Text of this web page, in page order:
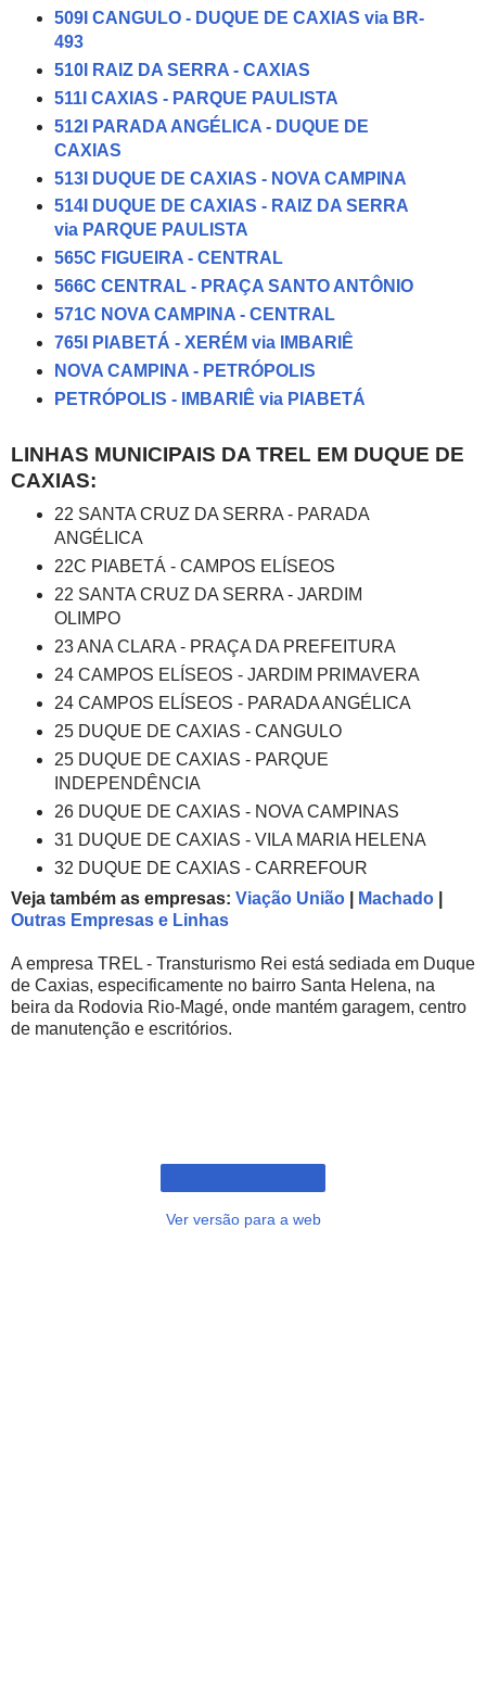
509I CANGULO - DUQUE DE CAXIAS via BR-
493
510I RAIZ DA SERRA - CAXIAS
511I CAXIAS - PARQUE PAULISTA
512I PARADA ANGÉLICA - DUQUE DE
CAXIAS
513I DUQUE DE CAXIAS - NOVA CAMPINA
514I DUQUE DE CAXIAS - RAIZ DA SERRA
via PARQUE PAULISTA
565C FIGUEIRA - CENTRAL
566C CENTRAL - PRAÇA SANTO ANTÔNIO
571C NOVA CAMPINA - CENTRAL
765I PIABETÁ - XERÉM via IMBARIÊ
NOVA CAMPINA - PETRÓPOLIS
PETRÓPOLIS - IMBARIÊ via PIABETÁ
LINHAS MUNICIPAIS DA TREL EM DUQUE DE
CAXIAS:
22 SANTA CRUZ DA SERRA - PARADA
ANGÉLICA
22C PIABETÁ - CAMPOS ELÍSEOS
22 SANTA CRUZ DA SERRA - JARDIM
OLIMPO
23 ANA CLARA - PRAÇA DA PREFEITURA
24 CAMPOS ELÍSEOS - JARDIM PRIMAVERA
24 CAMPOS ELÍSEOS - PARADA ANGÉLICA
25 DUQUE DE CAXIAS - CANGULO
25 DUQUE DE CAXIAS - PARQUE
INDEPENDÊNCIA
26 DUQUE DE CAXIAS - NOVA CAMPINAS
31 DUQUE DE CAXIAS - VILA MARIA HELENA
32 DUQUE DE CAXIAS - CARREFOUR
Veja também as empresas: Viação União Machado
Outras Empresas e Linhas
A empresa TREL - Transturismo Rei está sediada em Duque
de Caxias, especificamente no bairro Santa Helena, na
beira da Rodovia Rio-Magé, onde mantém garagem, centro
de manutenção e escritórios.
Ver versão para a web